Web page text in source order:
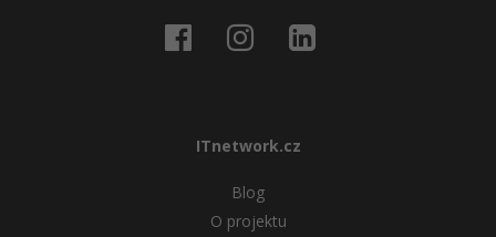
ITnetwork.cz
Blog
O projektu